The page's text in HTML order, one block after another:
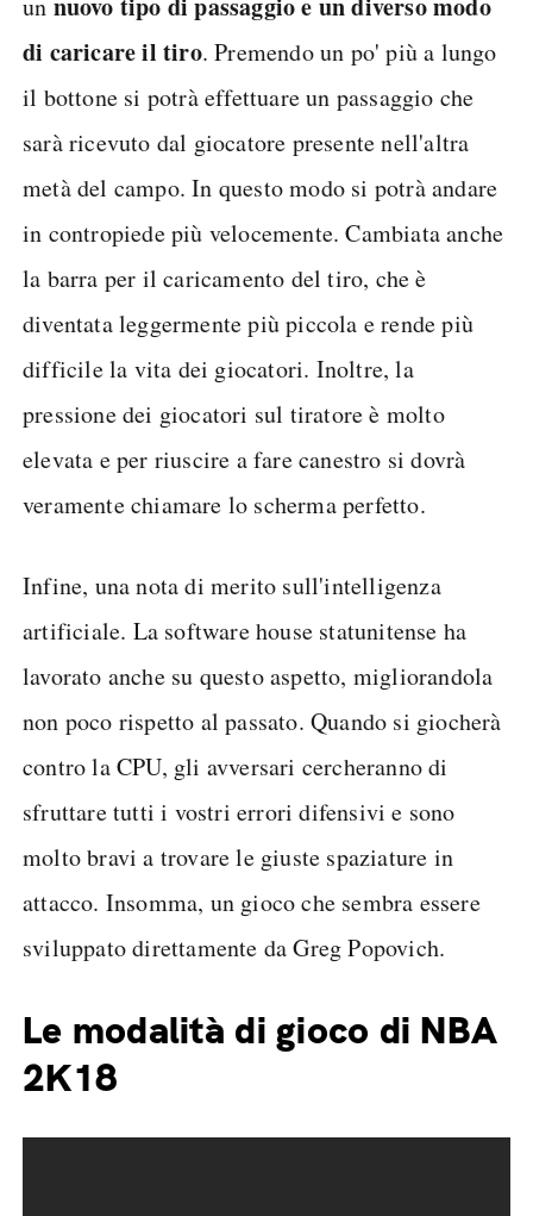
un
di caricare il tiro. Premendo un po' più a lungo
il bottone si potrà effettuare un passaggio che
sarà ricevuto dal giocatore presente nell'altra
metà del campo. In questo modo si potrà andare
in contropiede più velocemente. Cambiata anche
la barra per il caricamento del tiro, che è
diventata leggermente più piccola e rende più
difficile la vita dei giocatori. Inoltre, la
pressione dei giocatori sul tiratore è molto
elevata e per riuscire a fare canestro si dovrà
veramente chiamare lo scherma perfetto.
Infine, una nota di merito sull'intelligenza
artificiale. La software house statunitense ha
lavorato anche su questo aspetto, migliorandola
non poco rispetto al passato. Quando si giocherà
contro la CPU, gli avversari cercheranno di
sfruttare tutti i vostri errori difensivi e sono
molto bravi a trovare le giuste spaziature in
attacco. Insomma, un gioco che sembra essere
sviluppato direttamente da Greg Popovich.
Le modalità di gioco di NBA
2K18